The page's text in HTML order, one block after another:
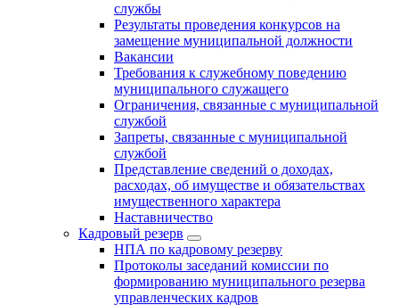
службы
Результаты проведения конкурсов на
замещение муниципальной должности
Вакансии
Требования к служебному поведению
муниципального служащего
Ограничения, связанные с муниципальной
службой
Запреты, связанные с муниципальной
службой
Представление сведений о доходах,
расходах, об имуществе и обязательствах
имущественного характера
Наставничество
Кадровый резерв
НПА по кадровому резерву
Протоколы заседаний комиссии по
формированию муниципального резерва
управленческих кадров